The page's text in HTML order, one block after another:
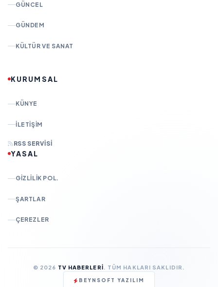
GÜNCEL
GÜNDEM
KÜLTÜR VE SANAT
KURUMSAL
KÜNYE
İLETIŞIM
RSS SERVISI
YASAL
GIZLILIK POL.
ŞARTLAR
ÇEREZLER
© 2026 TV HABERLERI. TÜM HAKLARI SAKLIDIR.
BEYNSOFT YAZILIM